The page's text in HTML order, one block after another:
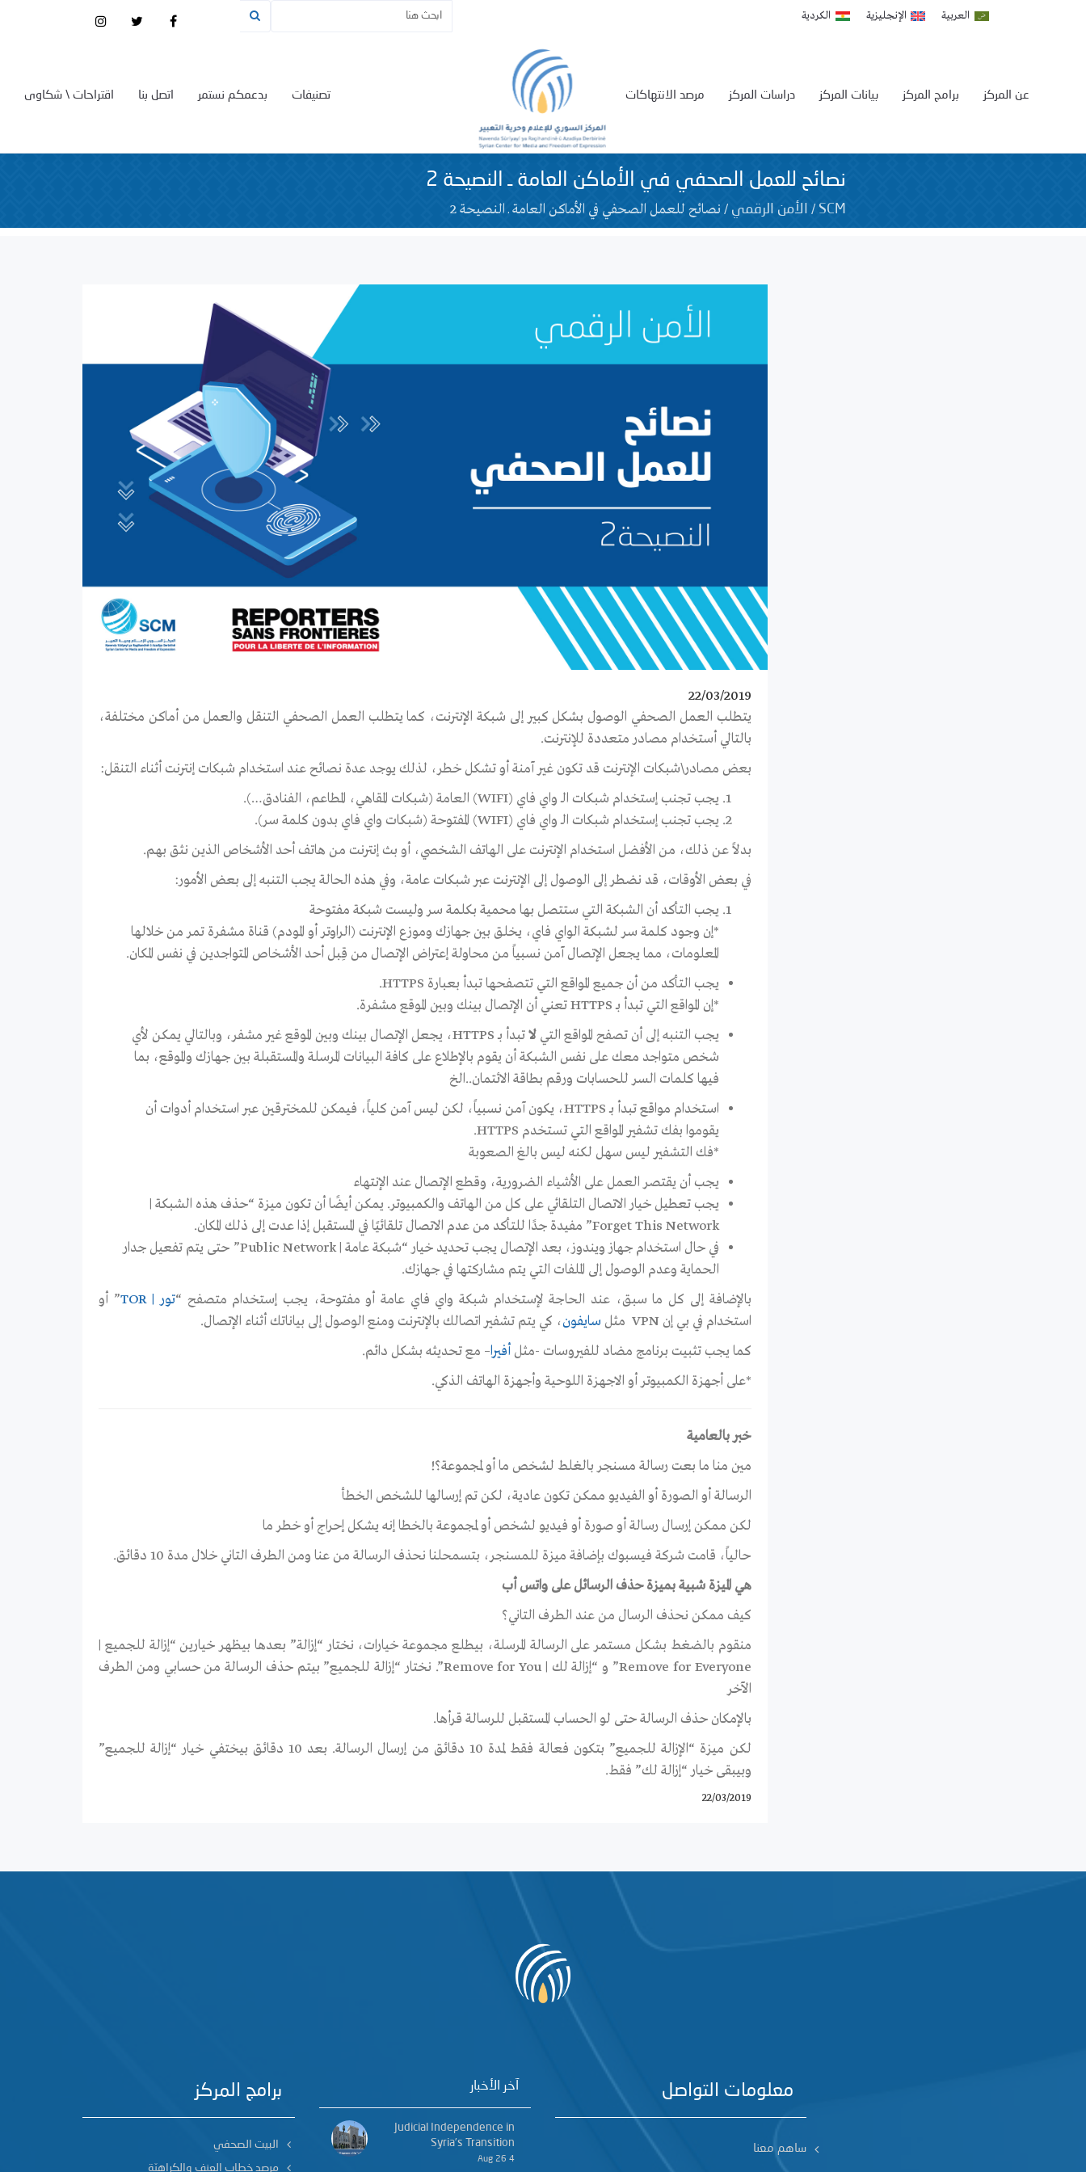
العربية الإنجليزية الكردية
اقتراحات \ شكاوى اتصل بنا بدعمكم نستمر تصنيفات مرصد الانتهاكات دراسات المركز بيانات المركز برامج المركز عن المركز
نصائح للعمل الصحفي في الأماكن العامة ـ النصيحة 2
SCM
/ الأمن الرقمي / نصائح للعمل الصحفي في الأماكن العامة ـ النصيحة 2
22/03/2019
يتطلب العمل الصحفي الوصول بشكل كبير إلى شبكة الإنترنت، كما يتطلب العمل الصحفي التنقل والعمل من أماكن مختلفة،
بالتالي أستخدام مصادر متعددة للإنترنت.
بعض مصادر\شبكات الإنترنت قد تكون غير آمنة أو تشكل خطر، لذلك يوجد عدة نصائح عند استخدام شبكات إنترنت أثناء التنقل:
يجب تجنب إستخدام شبكات الـ واي فاي (WIFI) العامة (شبكات المقاهي، المطاعم، الفنادق…).
يجب تجنب إستخدام شبكات الـ واي فاي (WIFI) المفتوحة (شبكات واي فاي بدون كلمة سر).
بدلاً عن ذلك، من الأفضل استخدام الإنترنت على الهاتف الشخصي، أو بث إنترنت من هاتف أحد الأشخاص الذين نثق بهم.
في بعض الأوقات، قد نضطر إلى الوصول إلى الإنترنت عبر شبكات عامة، وفي هذه الحالة يجب التنبه إلى بعض الأمور:
يجب التأكد أن الشبكة التي ستتصل بها محمية بكلمة سر وليست شبكة مفتوحة
*إن وجود كلمة سر لشبكة الواي فاي، يخلق بين جهازك وموزع الإنترنت (الراوتر أو المودم) قناة مشفرة تمر من خلالها
المعلومات، مما يجعل الإتصال آمن نسبياً من محاولة إعتراض الإتصال من قِبل أحد الأشخاص المتواجدين في نفس المكان.
يجب التأكد من أن جميع المواقع التي تتصفحها تبدأ بعبارة HTTPS.
*إن المواقع التي تبدأ بـ HTTPS تعني أن الإتصال بينك وبين الموقع مشفرة.
يجب التنبه إلى أن تصفح المواقع التيلا
تبدأ بـ HTTPS، يجعل الإتصال بينك وبين الموقع غير مشفر، وبالتالي يمكن ﻷي
شخص متواجد معك على نفس الشبكة أن يقوم بالإطلاع على كافة البيانات المرسلة والمستقبلة بين جهازك والموقع، بما
فيها كلمات السر للحسابات ورقم بطاقة الائتمان..الخ
استخدام مواقع تبدأ بـ HTTPS، يكون آمن نسبياً، لكن ليس آمن كلياً، فيمكن للمخترقين عبر استخدام أدوات أن
يقوموا بفك تشفير المواقع التي تستخدم HTTPS.
*فك التشفير ليس سهل لكنه ليس بالغ الصعوبة
يجب أن يقتصر العمل على الأشياء الضرورية، وقطع الإتصال عند الإنتهاء
يجب تعطيل خيار الاتصال التلقائي على كل من الهاتف والكمبيوتر. يمكن أيضًا أن تكون ميزة “حذف هذه الشبكة |
Forget This Network” مفيدة جدًا للتأكد من عدم الاتصال تلقائيًا في المستقبل إذا عدت إلى ذلك المكان.
في حال استخدام جهاز ويندوز، بعد الإتصال يجب تحديد خيار “شبكة عامة | Public Network” حتى يتم تفعيل جدار
الحماية وعدم الوصول إلى الملفات التي يتم مشاركتها في جهازك.
بالإضافة إلى كل ما سبق، عند الحاجة ﻹستخدام شبكة واي فاي عامة أو مفتوحة، يجب إستخدام متصفح “تور | TOR
” أو
استخدام في بي إن VPN مثل
سايفون، كي يتم تشفير اتصالك بالإنترنت ومنع الوصول إلى بياناتك أثناء الإتصال.
كما يجب تثبيت برنامج مضاد للفيروسات -مثل أفيرا– مع تحديثه بشكل دائم.
*على أجهزة الكمبيوتر أو الاجهزة اللوحية وأجهزة الهاتف الذكي.
خبر بالعامية
مين منا ما بعت رسالة مسنجر بالغلط لشخص ما أو لمجموعة؟!
الرسالة أو الصورة أو الفيديو ممكن تكون عادية، لكن تم إرسالها للشخص الخطأ
لكن ممكن إرسال رسالة أو صورة أو فيديو لشخص أو لمجموعة بالخطا إنه يشكل إحراج أو خطر ما
حالياً، قامت شركة فيسبوك بإضافة ميزة للمسنجر، بتسمحلنا نحذف الرسالة من عنا ومن الطرف التاني خلال مدة 10 دقائق.
هي الميزة شبية بميزة حذف الرسائل على واتس أب
كيف ممكن نحذف الرسال من عند الطرف التاني؟
منقوم بالضغط بشكل مستمر على الرسالة المرسلة، بيطلع مجموعة خيارات، نختار “إزالة” بعدها بيظهر خيارين “إزالة للجميع |
Remove for Everyone” و “إزالة لك | Remove for You”. نختار “إزالة للجميع” بيتم حذف الرسالة من حسابي ومن الطرف
الآخر
بالإمكان حذف الرسالة حتى لو الحساب المستقبل للرسالة قرأها.
لكن ميزة “الإزالة للجميع” بتكون فعالة فقط لمدة 10 دقائق من إرسال الرسالة. بعد 10 دقائق بيختفي خيار “إزالة للجميع”
وبيبقى خيار “إزالة لك” فقط.
22/03/2019
برامج المركز
البيت الصحفي
مرصد خطاب العنف والكراهيّة
آخر الأخبار
Judicial Independence in
Syria’s Transition
4 Aug 26
معلومات التواصل
ساهم معنا